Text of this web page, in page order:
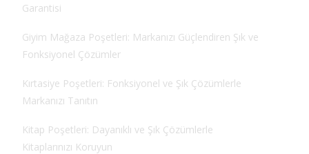
Garantisi
Giyim Mağaza Poşetleri: Markanızı Güçlendiren Şık ve
Fonksiyonel Çözümler
Kırtasiye Poşetleri: Fonksiyonel ve Şık Çözümlerle
Markanızı Tanıtın
Kitap Poşetleri: Dayanıklı ve Şık Çözümlerle
Kitaplarınızı Koruyun